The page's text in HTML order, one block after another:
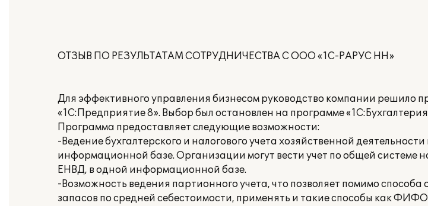
ОТЗЫВ ПО РЕЗУЛЬТАТАМ СОТРУДНИЧЕСТВА С ООО «1С-РАРУС НН»
Для эффективного управления бизнесом руководство компании решило
«1С:Предприятие 8». Выбор был остановлен на программе «1С:Бухгалтерия
Программа предоставляет следующие возможности:
-Ведение бухгалтерского и налогового учета хозяйственной
информационной базе. Организации могут вести учет по общей системе
ЕНВД, в одной информационной базе.
-Возможность ведения партионного учета, что позволяет помимо
запасов по средней себестоимости, применять и такие способы как